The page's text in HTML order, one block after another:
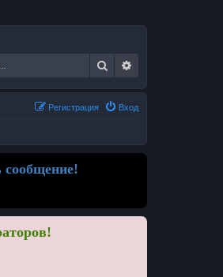
Поиск
Вход
Регистрация
сообщение!